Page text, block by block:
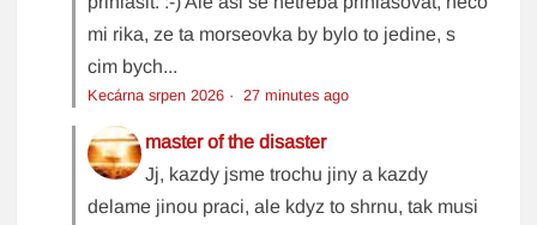
mi rika, ze ta morseovka by bylo to jedine, s
cim bych...
Kecárna srpen 2026 ·27 minutes ago
master of the disaster
Jj, kazdy jsme trochu jiny a kazdy
delame jinou praci, ale kdyz to shrnu, tak musi